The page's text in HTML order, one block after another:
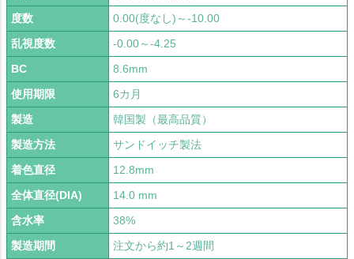
度数
0.00(度なし)～-10.00
乱視度数
-0.00～-4.25
BC
8.6mm
使用期限
6カ月
製造
韓国製（最高品質）
製造方法
サンドイッチ製法
着色直径
12.8mm
全体直径(DIA)
14.0 mm
含水率
38%
製造期間
注文から約1～2週間